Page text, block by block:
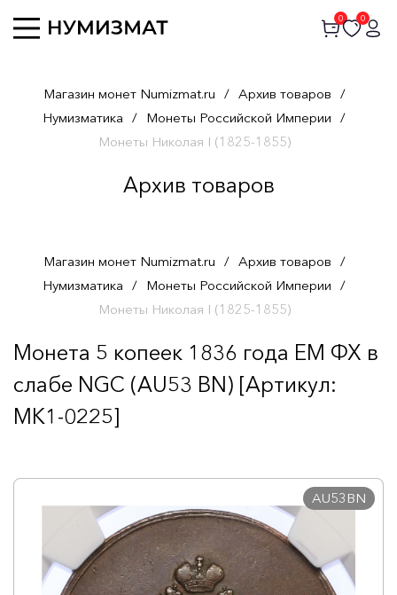
0 0
Магазин монет Numizmat.ru / Архив товаров /
Нумизматика / Монеты Российской Империи /
Монеты Николая I (1825-1855)
Архив товаров
Магазин монет Numizmat.ru / Архив товаров /
Нумизматика / Монеты Российской Империи /
Монеты Николая I (1825-1855)
Монета 5 копеек 1836 года ЕМ ФХ в
слабе NGC (AU53 BN) [Артикул:
MK1-0225]
AU53BN